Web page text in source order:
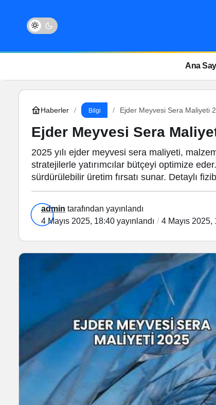
Ana
Haberler Bilgi Ejder Meyvesi Sera Maliyeti
Ejder Meyvesi Sera
2025 yılı ejder meyvesi sera maliyeti,
stratejilerle yatırımcılar bütçeyi optimize
sürdürülebilir üretim fırsatı sunar. Detaylı
admin tarafından yayınlandı
4 Mayıs 2025, 18:40 yayınlandı 4 Mayıs 2025,